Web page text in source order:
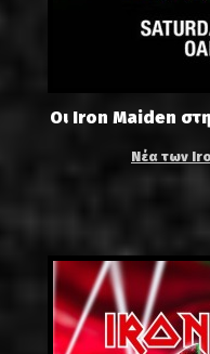
Οι Iron Maiden
Νέα των